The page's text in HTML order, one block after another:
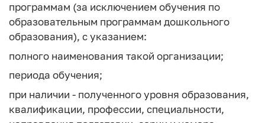
программам (за исключением обучения по
образовательным программам дошкольного
образования), с указанием:
полного наименования такой организации;
периода обучения;
при наличии - полученного уровня образования,
квалификации, профессии, специальности,